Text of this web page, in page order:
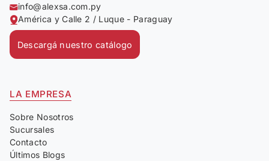
info@alexsa.com.py
América y Calle 2 / Luque - Paraguay
Descargá nuestro catálogo
LA EMPRESA
Sobre Nosotros
Sucursales
Contacto
Últimos Blogs